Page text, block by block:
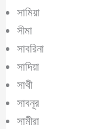
সামিয়া
সীমা
সাবরিনা
সাদিয়া
সাথী
সাবনূর
সামীরা